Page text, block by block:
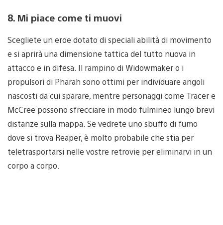
8. Mi piace come ti muovi
Scegliete un eroe dotato di speciali abilità di movimento
e si aprirà una dimensione tattica del tutto nuova in
attacco e in difesa. Il rampino di Widowmaker o i
propulsori di Pharah sono ottimi per individuare angoli
nascosti da cui sparare, mentre personaggi come Tracer e
McCree possono sfrecciare in modo fulmineo lungo brevi
distanze sulla mappa. Se vedrete uno sbuffo di fumo
dove si trova Reaper, è molto probabile che stia per
teletrasportarsi nelle vostre retrovie per eliminarvi in un
corpo a corpo.